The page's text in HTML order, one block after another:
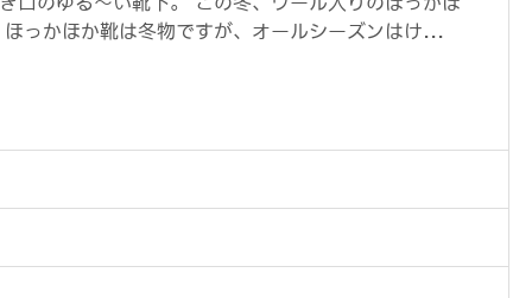
っかほか靴は冬物ですが、オールシーズンはけ...